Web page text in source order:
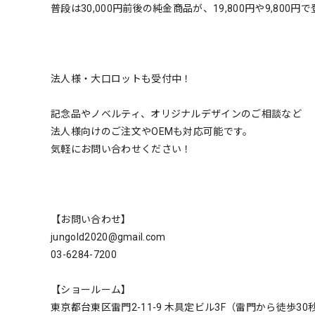
普段は30,000円前後の純金商品が、19,800円や9,800円で
法人様・大口ロットも受付中！
記念品やノベルティ、オリジナルデザインのご相談など
法人様向けのご注文やOEMも対応可能です。
気軽にお問い合わせください！
【お問い合わせ】
jungold2020@gmail.com
03-6284-7200
【ショールーム】
東京都台東区雷門2-11-9 木具定ビル3F（雷門から徒歩30秒